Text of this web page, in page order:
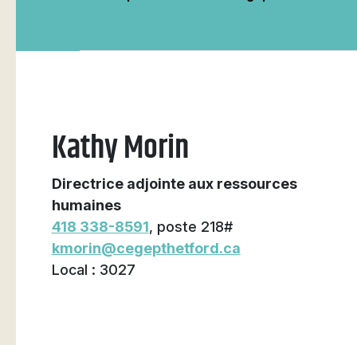
Natation
Badminton
Flag Football
Kathy Morin
Directrice adjointe aux ressources
humaines
418 338-8591, poste 218#
kmorin@cegepthetford.ca
Local : 3027